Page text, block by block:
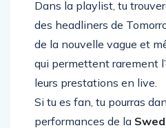
Dans la playlist, tu
des headliners de
de la nouvelle vague et
qui permettent rarement
leurs prestations en live.
Si tu es fan, tu pourras